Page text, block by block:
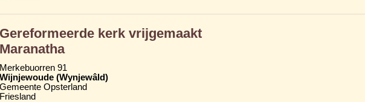
Gereformeerde kerk vrijgemaakt
Maranatha
Merkebuorren 91
Wijnjewoude (Wynjewâld)
Gemeente Opsterland
Friesland